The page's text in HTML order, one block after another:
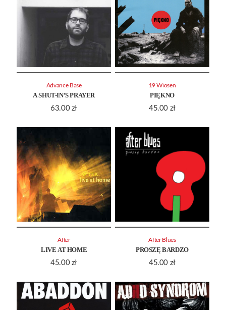
A SHUT-IN’S PRAYER
63.00 zł
Advance Base
PIĘKNO
45.00 zł
19 Wiosen
LIVE AT HOME
45.00 zł
After
PROSZĘ BARDZO
45.00 zł
After Blues